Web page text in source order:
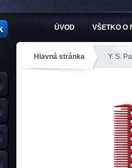
ÚVOD VŠETKO O
Hlavná stránka Y. S.